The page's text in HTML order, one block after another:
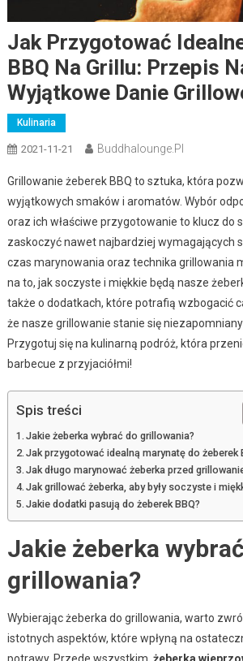
Jak Przygotować
BBQ Na Grillu: Przepis
Wyjątkowe Danie
Kulinaria
2021-11-21 Buddhalounge.pl
Grillowanie żeberek BBQ to sztuka, która
wyjątkowych smaków i aromatów. Wybór
oraz ich właściwe przygotowanie to klucz do
zaskoczyć nawet najbardziej wymagających
czas marynowania oraz technika grillowania
na to, jak soczyste i miękkie będą nasze
także o dodatkach, które potrafią wzbogacić
że nasze grillowanie stanie się
Przygotuj się na kulinarną podróż, która
barbecue z przyjaciółmi!
Spis treści
Jakie żeberka wybrać do grillowania?
Jak przygotować idealną marynatę do żeberek
Jak długo marynować żeberka przed
Jak grillować żeberka, aby były soczyste i
Jakie dodatki pasują do żeberek BBQ?
Jakie żeberka
grillowania?
Wybierając żeberka do grillowania, warto
istotnych aspektów, które wpłyną na
potrawy. Przede wszystkim, żeberka